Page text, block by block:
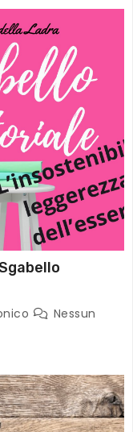
Nessun